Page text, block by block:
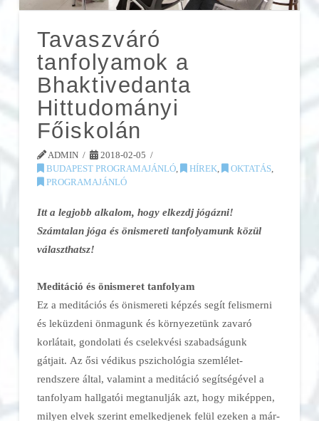
Tavaszváró
tanfolyamok a
Bhaktivedanta
Hittudományi
Főiskolán
ADMIN
2018-02-05
BUDAPEST PROGRAMAJÁNLÓ, HÍREK, OKTATÁS,
PROGRAMAJÁNLÓ
Itt a legjobb alkalom, hogy elkezdj jógázni!
Számtalan jóga és önismereti tanfolyamunk közül
választhatsz!
Meditáció és önismeret tanfolyam
Ez a meditációs és önismereti képzés segít felismerni
és leküzdeni önmagunk és környezetünk zavaró
korlátait, gondolati és cselekvési szabadságunk
gátjait. Az ősi védikus pszichológia szemlélet-
rendszere által, valamint a meditáció segítségével a
tanfolyam hallgatói megtanulják azt, hogy miképpen,
milyen elvek szerint emelkedjenek felül ezeken a már-